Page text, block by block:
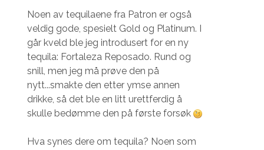
Noen av tequilaene fra Patron er også
veldig gode, spesielt Gold og Platinum. I
går kveld ble jeg introdusert for en ny
tequila: Fortaleza Reposado. Rund og
snill, men jeg må prøve den på
nytt...smakte den etter ymse annen
drikke, så det ble en litt urettferdig å
skulle bedømme den på første forsøk
Hva synes dere om tequila? Noen som